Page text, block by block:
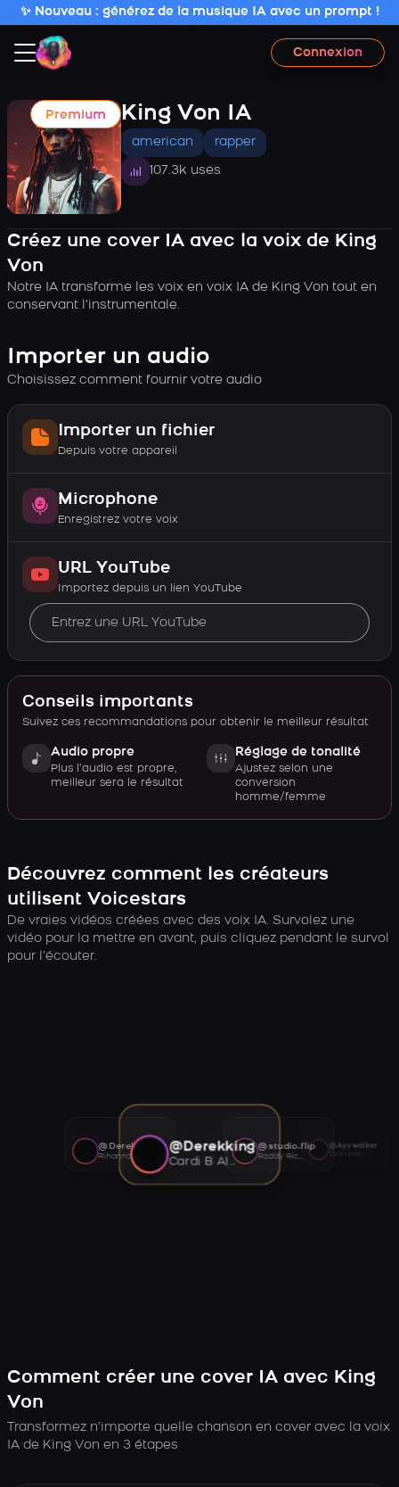
✨ Nouveau : générez de la musique IA avec un prompt !
Connexion
Premium King Von IA
american rapper
107.3k uses
Créez une cover IA avec la voix de King
Von
Notre IA transforme les voix en voix IA de King Von tout en
conservant l’instrumentale.
Importer un audio
Choisissez comment fournir votre audio
Importer un fichier
Depuis votre appareil
Microphone
Enregistrez votre voix
URL YouTube
Importez depuis un lien YouTube
Conseils importants
Suivez ces recommandations pour obtenir le meilleur résultat
Audio propre
Plus l’audio est propre,
meilleur sera le résultat
Réglage de tonalité
Ajustez selon une
conversion
homme/femme
Découvrez comment les créateurs
utilisent Voicestars
De vraies vidéos créées avec des voix IA. Survolez une
vidéo pour la mettre en avant, puis cliquez pendant le survol
pour l’écouter.
@Derekking
Cardi B AI voice
@studio.flip
Roddy Ricch AI voice
@Ayywalker
@Derekking
Rihanna AI voice
Comment créer une cover IA avec King
Von
Transformez n’importe quelle chanson en cover avec la voix
IA de King Von en 3 étapes